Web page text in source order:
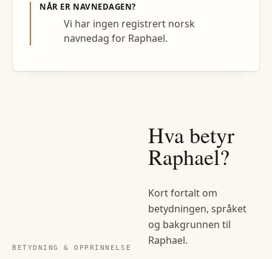
NÅR ER NAVNEDAGEN?
Vi har ingen registrert norsk
navnedag for Raphael.
BETYDNING & OPPRINNELSE
Hva betyr
Raphael?
Kort fortalt om
betydningen, språket
og bakgrunnen til
Raphael.